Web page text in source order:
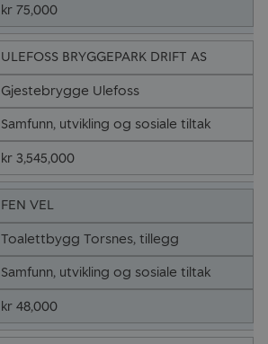
kr 75,000
ULEFOSS BRYGGEPARK DRIFT AS
Gjestebrygge Ulefoss
Samfunn, utvikling og sosiale tiltak
kr 3,545,000
FEN VEL
Toalettbygg Torsnes, tillegg
Samfunn, utvikling og sosiale tiltak
kr 48,000